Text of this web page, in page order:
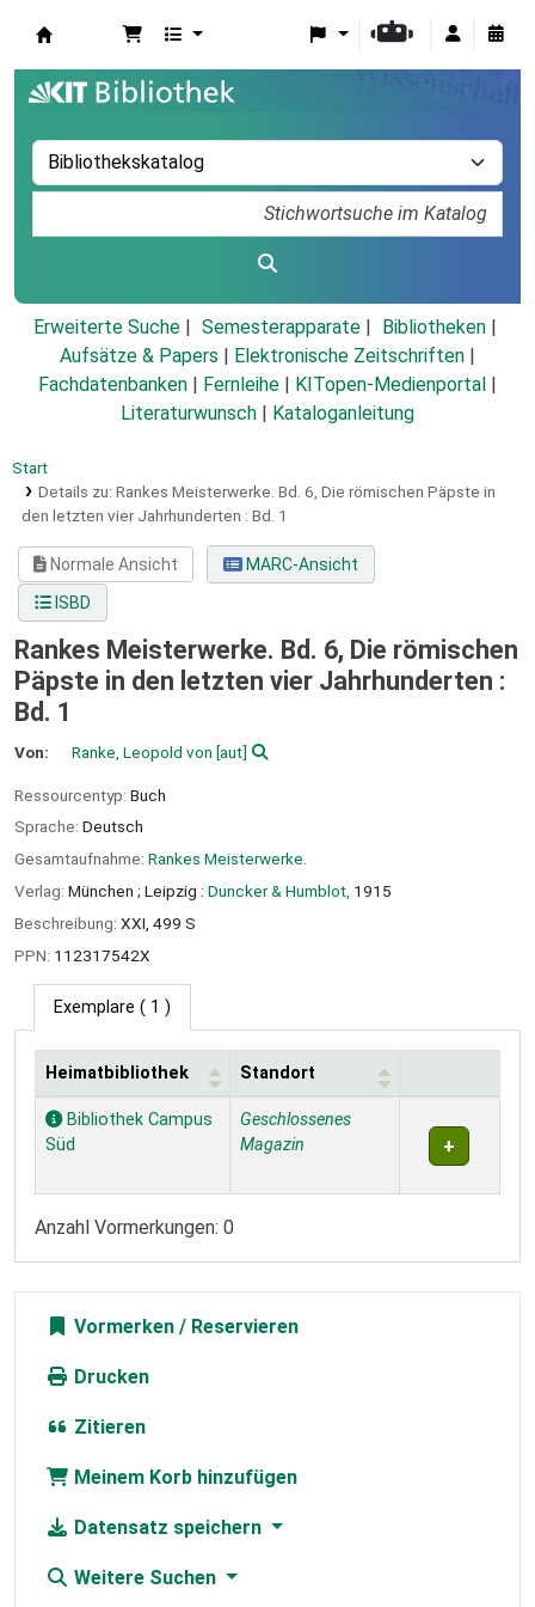
Erweiterte Suche Semesterapparate
Bibliotheken
Aufsätze & Papers
Elektronische Zeitschriften
Fachdatenbanken
Fernleihe KITopen-Medienportal
Literaturwunsch
Kataloganleitung
Start
Details zu: Rankes Meisterwerke. Bd. 6, Die römischen Päpste in
den letzten vier Jahrhunderten : Bd. 1
Normale Ansicht
MARC-Ansicht
ISBD
Rankes Meisterwerke. Bd. 6, Die römischen
Päpste in den letzten vier Jahrhunderten :
Bd. 1
Von: Ranke, Leopold von [aut]
Ressourcentyp: Buch
Sprache: Deutsch
Gesamtaufnahme: Rankes Meisterwerke.
Verlag: München ; Leipzig : Duncker & Humblot, 1915
Beschreibung: XXI, 499 S
PPN: 112317542X
Exemplare ( 1 )
Exemplare
Heimatbibliothek Standort
Bibliothek Campus
Süd
Geschlossenes
Magazin
Anzahl Vormerkungen: 0
Vormerken
Drucken
Zitieren
Meinem Korb hinzufügen
Datensatz speichern
Weitere Suchen